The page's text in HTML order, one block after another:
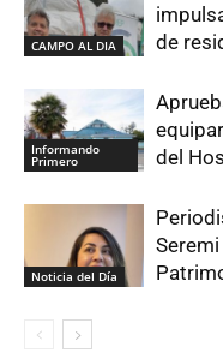
CAMPO AL DIA
de
Informando
Primero
del
Noticia del Día